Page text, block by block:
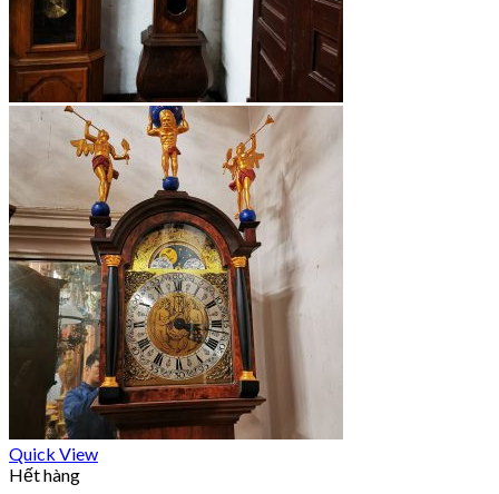
Quick View
Hết hàng